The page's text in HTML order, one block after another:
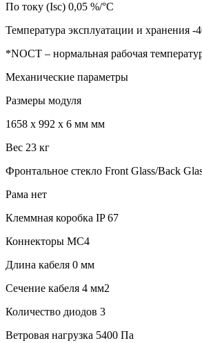
По току (Isc) 0,05 %/°C
Температура эксплуатации и хранения -
*NOCT – нормальная рабочая
Механические параметры
Размеры модуля
1658 х 992 х 6 мм мм
Вес 23 кг
Фронтальное стекло Front Glass/Back
Рама нет
Клеммная коробка IP 67
Коннекторы MC4
Длина кабеля 0 мм
Сечение кабеля 4 мм2
Количество диодов 3
Ветровая нагрузка 5400 Па